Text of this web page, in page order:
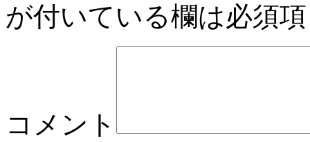
が付いている欄は必須
コメント